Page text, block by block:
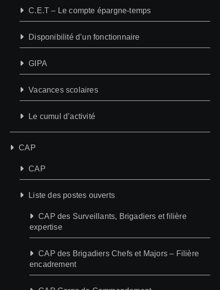
C.E.T – Le compte épargne-temps
Disponibilité d’un fonctionnaire
GIPA
Vacances scolaires
Le cumul d’activité
CAP
CAP
Liste des postes ouverts
CAP des Surveillants, Brigadiers et filière
expertise
CAP des Brigadiers Chefs et Majors – Filière
encadrement